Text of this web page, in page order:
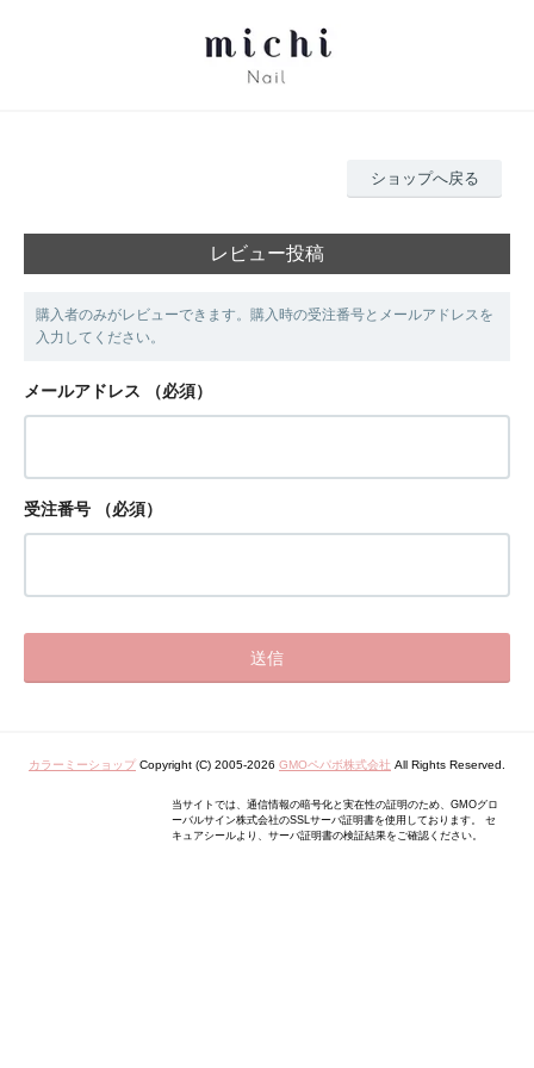
ショップへ戻る
レビュー投稿
購入者のみがレビューできます。購入時の受注番号とメールアドレスを
入力してください。
メールアドレス （必須）
受注番号 （必須）
カラーミーショップ Copyright (C) 2005-2026 GMOペパボ株式会社 All Rights Reserved.
当サイトでは、通信情報の暗号化と実在性の証明のため、GMOグロ
ーバルサイン株式会社のSSLサーバ証明書を使用しております。 セ
キュアシールより、サーバ証明書の検証結果をご確認ください。